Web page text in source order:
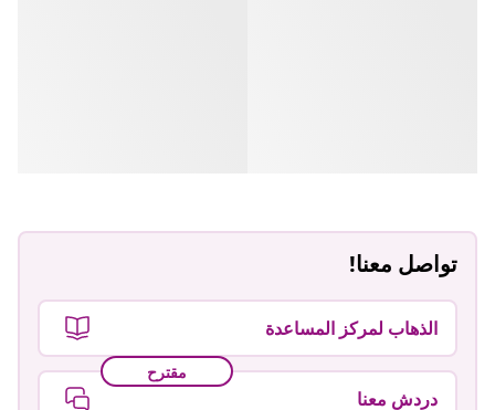
تواصل معنا!
الذهاب لمركز المساعدة
مقترح
دردش معنا